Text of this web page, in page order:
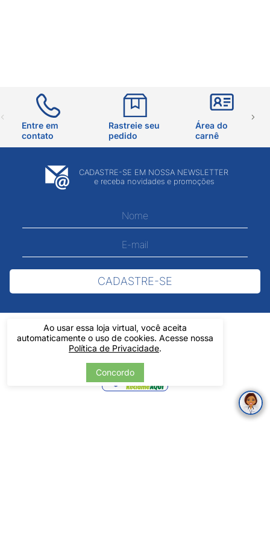
Ao usar essa loja virtual, você aceita
automaticamente o uso de cookies. Acesse nossa
Política de Privacidade.
Concordo
Entre em
contato
Rastreie seu
pedido
Área do
carnê
CADASTRE-SE EM NOSSA NEWSLETTER
e receba novidades e promoções
CADASTRE-SE
Verificada